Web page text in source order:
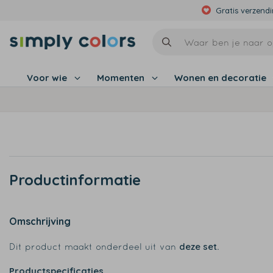
Gratis
Voor wie Momenten Wonen en decoratie
Productinformatie
Omschrijving
Dit product maakt onderdeel uit van deze set.